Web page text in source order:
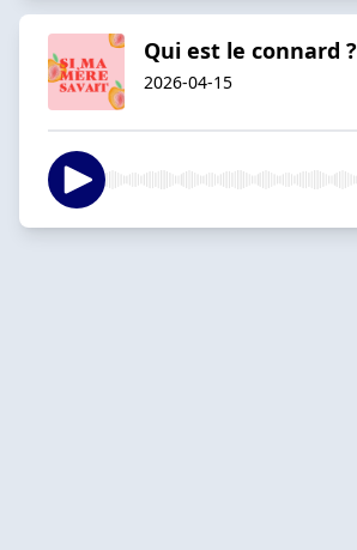
Qui est le connard ?
2026-04-15